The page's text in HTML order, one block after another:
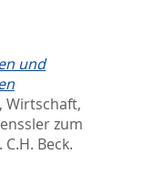
und
Wirtschaft,
zum
Beck.